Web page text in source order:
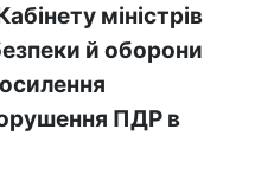
міністрів
й оборони
ПДР в